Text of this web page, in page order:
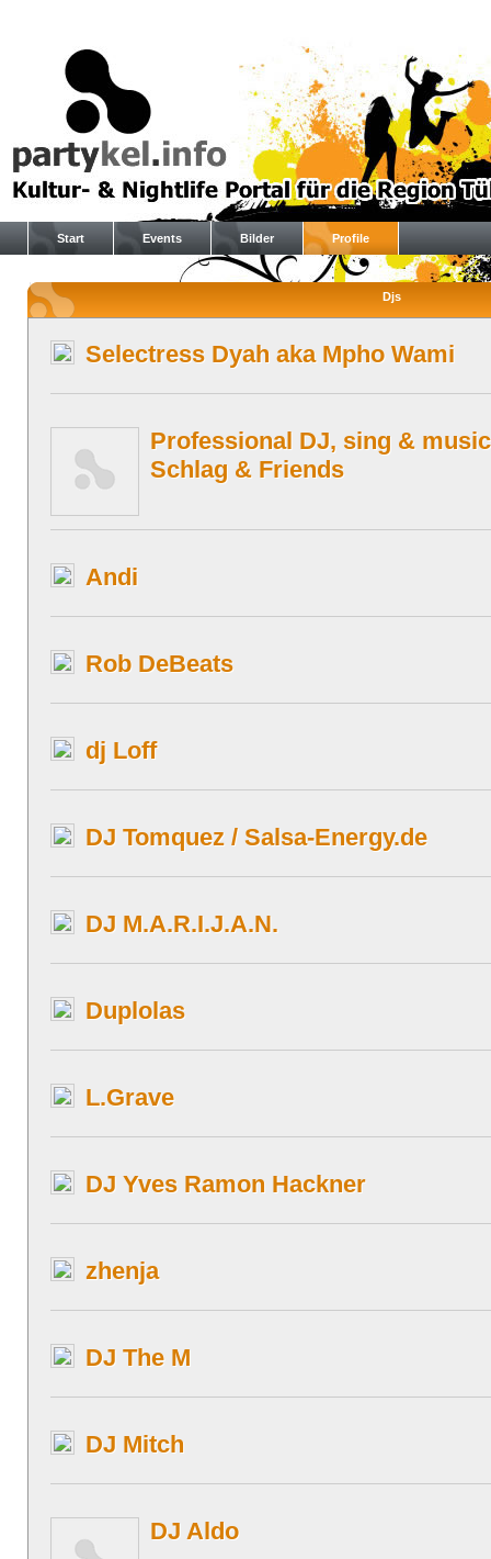
Start Events Bilder Profile
Djs
Selectress Dyah aka Mpho Wami
Professional DJ, sing &
Schlag & Friends
Andi
Rob DeBeats
dj Loff
DJ Tomquez / Salsa-Energy.de
DJ M.A.R.I.J.A.N.
Duplolas
L.Grave
DJ Yves Ramon Hackner
zhenja
DJ The M
DJ Mitch
DJ Aldo